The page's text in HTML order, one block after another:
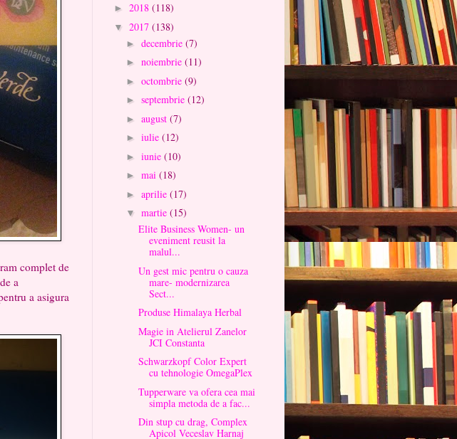
complet de
a
a asigura
► 2018 (118)
▼ 2017 (138)
► decembrie (7)
► noiembrie (11)
► octombrie (9)
► septembrie (12)
► august (7)
► iulie (12)
► iunie (10)
► mai (18)
► aprilie (17)
▼ martie (15)
Elite Business Women- un
eveniment reusit la
malul...
Un gest mic pentru o cauza
mare- modernizarea
Sect...
Produse Himalaya Herbal
Magie in Atelierul Zanelor
JCI Constanta
Schwarzkopf Color Expert
cu tehnologie OmegaPlex
Tupperware va ofera cea mai
simpla metoda de a fac...
Din stup cu drag, Complex
Apicol Veceslav Harnaj